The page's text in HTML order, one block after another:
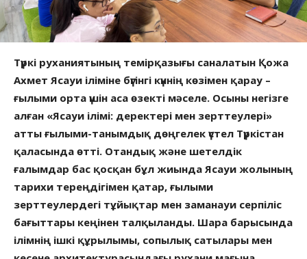
Түркі руханиятының темірқазығы саналатын Қожа
Ахмет Ясауи іліміне бүгінгі күннің көзімен қарау –
ғылыми орта үшін аса өзекті мәселе. Осыны негізге
алған «Ясауи ілімі: деректері мен зерттеулері»
атты ғылыми-танымдық дөңгелек үстел Түркістан
қаласында өтті. Отандық және шетелдік
ғалымдар бас қосқан бұл жиында Ясауи жолының
тарихи тереңдігімен қатар, ғылыми
зерттеулердегі тұйықтар мен заманауи серпіліс
бағыттары кеңінен талқыланды. Шара барысында
ілімнің ішкі құрылымы, сопылық сатылары мен